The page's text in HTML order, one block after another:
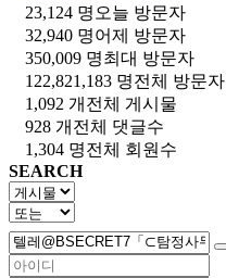
23,124 명 오늘 방문자
32,940 명어제 방문자
350,009 명최대 방문자
122,821,183 명전체 방문자
1,092 개 전체 게시물
928 개 전체 댓글수
1,304 명전체 회원수
SEARCH